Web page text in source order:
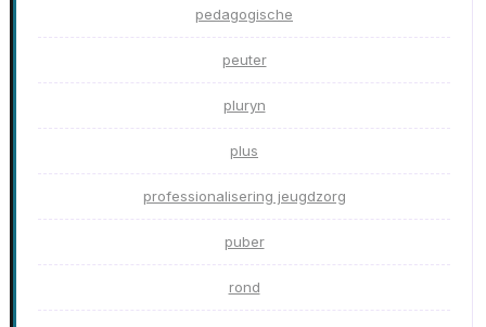
pedagogische
peuter
pluryn
plus
professionalisering jeugdzorg
puber
rond